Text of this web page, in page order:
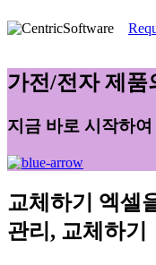
가전/전자 제품
지금 바로 시작하
교체하기 엑셀
관리, 교체하기